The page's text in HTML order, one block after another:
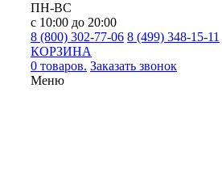
ПН-ВС
с 10:00 до 20:00
8 (800) 302-77-06 8 (499) 348-15-11
КОРЗИНА
0 товаров. Заказать звонок
Меню